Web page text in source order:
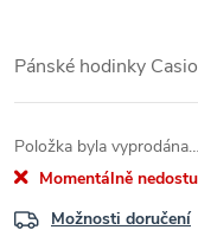
Pánské hodinky
Položka byla vyprodána…
Momentálně
Možnosti doručení